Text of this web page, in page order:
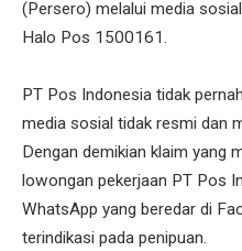
(Persero) melalui media
Halo Pos 1500161.
PT Pos Indonesia tidak
media sosial tidak resmi dan
Dengan demikian klaim yang
lowongan pekerjaan PT Pos
WhatsApp yang beredar di
terindikasi pada penipuan.